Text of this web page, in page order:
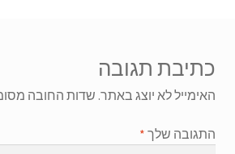
כתיבת תגובה
האימייל לא יוצג באתר. שדות החובה
התגובה שלך *